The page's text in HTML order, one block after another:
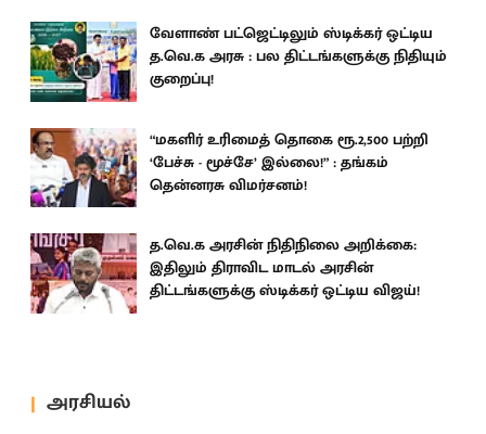
வேளாண் பட்ஜெட்டிலும் ஸ்டிக்கர் ஒட்டிய
த.வெ.க அரசு : பல திட்டங்களுக்கு நிதியும்
குறைப்பு!
“மகளிர் உரிமைத் தொகை ரூ.2,500 பற்றி
‘பேச்சு - மூச்சே’ இல்லை!” : தங்கம்
தென்னரசு விமர்சனம்!
த.வெ.க அரசின் நிதிநிலை அறிக்கை:
இதிலும் திராவிட மாடல் அரசின்
திட்டங்களுக்கு ஸ்டிக்கர் ஒட்டிய விஜய்!
அரசியல்